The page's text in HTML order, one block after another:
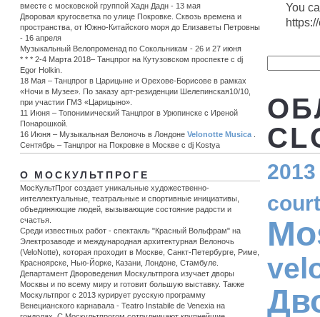
You
вместе с московской группой Хадн Дадн - 13 мая
Дворовая кругосветка по улице Покровке. Сквозь времена и
пространства, от Южно-Китайского моря до Елизаветы Петровны
- 16 апреля
Музыкальный Велопроменад по Сокольникам - 26 и 27 июня
* * * 2-4 Марта 2018– Танцпрог на Кутузовском проспекте с dj
Egor Holkin.
18 Мая – Танцпрог в Царицыне и Орехове-Борисове в рамках
«Ночи в Музее». По заказу арт-резиденции Шелепинская10/10,
при участии ГМЗ «Царицыно».
11 Июня – Топонимический Танцпрог в Урюпинске c Иреной
Понарошкой.
16 Июня – Музыкальная Велоночь в Лондоне Velonotte Musica
Сентябрь – Танцпрог на Покровке в Москве с dj Kostya
О МОСКУЛЬТПРОГЕ
МосКультПрог создает уникальные художественно-
интеллектуальные, театральные и спортивные инициативы,
объединяющие людей, вызывающие состояние радости и
счастья.
Среди известных работ - спектакль "Красный Вольфрам" на
Электрозаводе и международная архитектурная Велоночь
(VeloNotte), которая проходит в Москве, Санкт-Петербурге, Риме,
Красноярске, Нью-Йорке, Казани, Лондоне, Стамбуле.
Департамент Двороведения Москультпрога изучает дворы
Москвы и по всему миру и готовит большую выставку. Также
Москультпрог с 2013 курирует русскую программу
Венецианского карнавала - Teatro Instabile de Venexia на
2013